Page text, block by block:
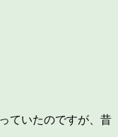
ていたのですが、昔